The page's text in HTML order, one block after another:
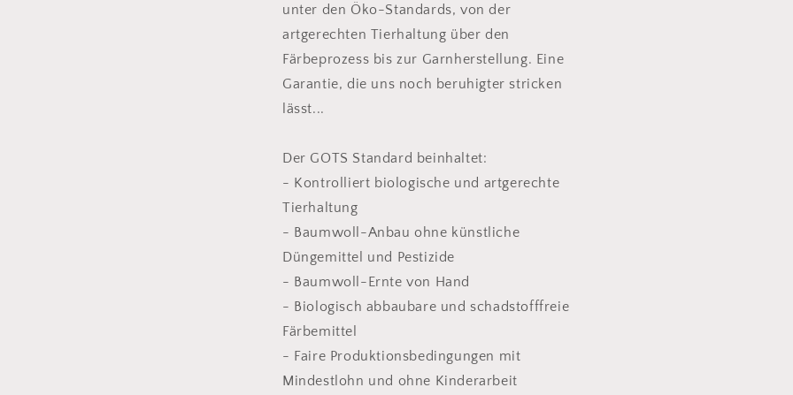
unter den Öko-Standards, von der
artgerechten Tierhaltung über den
Färbeprozess bis zur Garnherstellung. Eine
Garantie, die uns noch beruhigter stricken
lässt...
Der GOTS Standard beinhaltet:
- Kontrolliert biologische und artgerechte
Tierhaltung
- Baumwoll-Anbau ohne künstliche
Düngemittel und Pestizide
- Baumwoll-Ernte von Hand
- Biologisch abbaubare und schadstofffreie
Färbemittel
- Faire Produktionsbedingungen mit
Mindestlohn und ohne Kinderarbeit